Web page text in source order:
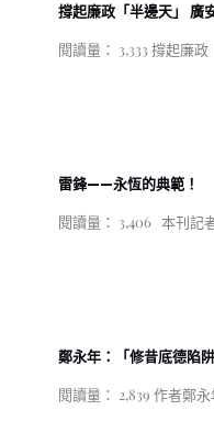
撐起廉政「半邊天」 廣
閱讀量： 3,333 撐起廉
雷鋒——永恆的典範！
閱讀量： 3,406 本刊記
鄭永年：「修昔底德陷
閱讀量： 2,839 作者鄭